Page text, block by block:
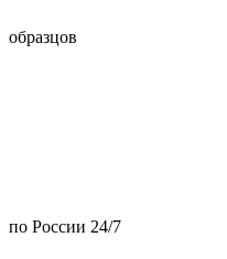
образцов
по России 24/7